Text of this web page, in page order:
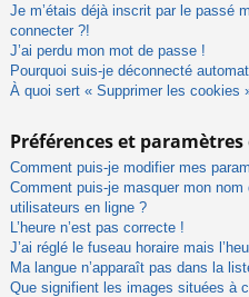
Je m’étais déjà inscrit par le passé
connecter ?!
J’ai perdu mon mot de passe !
Pourquoi suis-je déconnecté
À quoi sert « Supprimer les cookies
Préférences et
Comment puis-je modifier mes
Comment puis-je masquer mon nom
utilisateurs en ligne ?
L’heure n’est pas correcte !
J’ai réglé le fuseau horaire mais
Ma langue n’apparaît pas dans la
Que signifient les images situées à